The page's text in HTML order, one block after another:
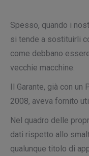
Spesso, quando i
si tende a sostituirli
come debbano
vecchie macchine.
Il Garante, già con
2008, aveva fornito
Nel quadro delle
dati rispetto allo
qualunque titolo di